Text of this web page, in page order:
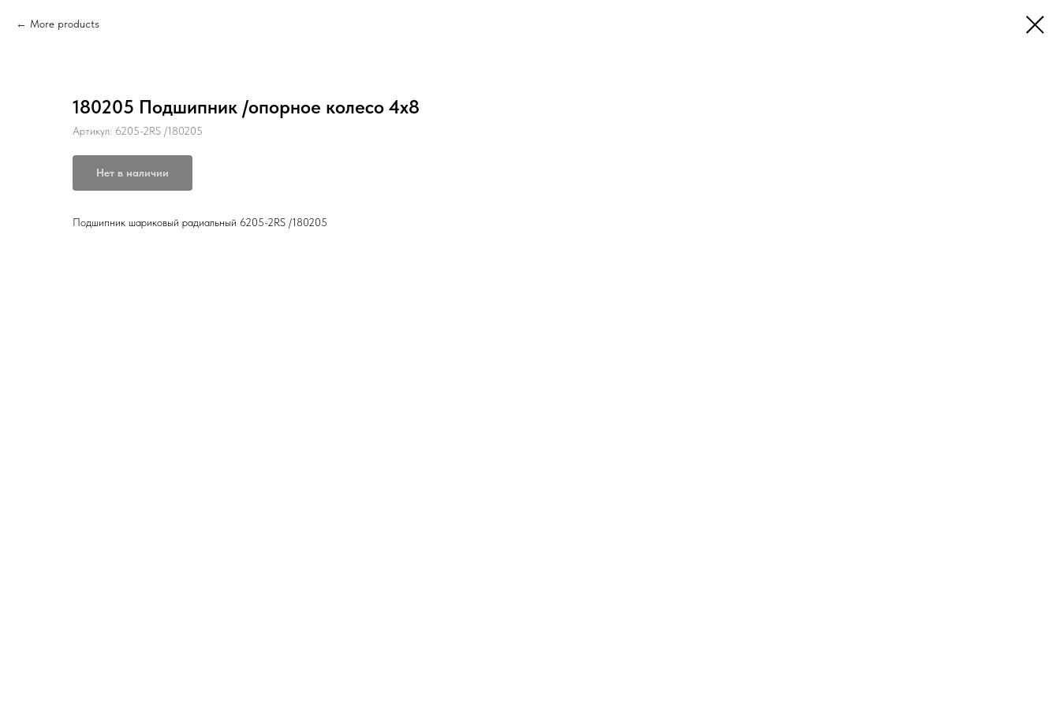
More products
180205 Подшипник /опорное колесо 4х8
Артикул: 6205-2RS /180205
Нет в наличии
Подшипник шариковый радиальный 6205-2RS /180205